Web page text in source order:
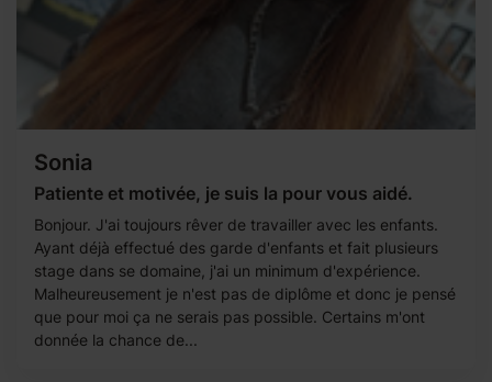
Sonia
Patiente et motivée, je suis la pour vous aidé.
Bonjour. J'ai toujours rêver de travailler avec les enfants.
Ayant déjà effectué des garde d'enfants et fait plusieurs
stage dans se domaine, j'ai un minimum d'expérience.
Malheureusement je n'est pas de diplôme et donc je pensé
que pour moi ça ne serais pas possible. Certains m'ont
donnée la chance de...